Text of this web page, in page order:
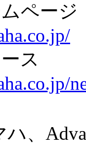
ページ
ス
ハ、